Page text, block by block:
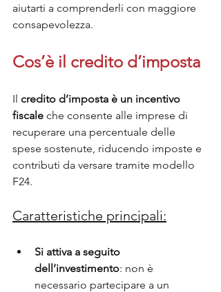
aiutarti a comprenderli con maggiore
consapevolezza.
Cos’è il credito d’imposta
Il credito d’imposta è un incentivo
fiscale che consente alle imprese di
recuperare una percentuale delle
spese sostenute, riducendo imposte e
contributi da versare tramite modello
F24.
Caratteristiche principali:
Si attiva a seguito
dell’investimento: non è
necessario partecipare a un